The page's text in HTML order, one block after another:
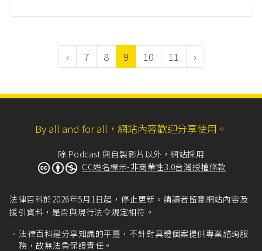
‹ 7 8 9 10 11 ›
By all and for all，網站內容歡迎分享使用。
除 Podcast 與自製影片以外，網站採用
CC姓名標示-非商業性3.0台灣授權條款
法律百科於2026年5月1日起，停止更新。請讀者留意網站內容及
援引資料，是否與現行法令規定相符。
法律百科是分享知識的平臺，不針對具體個案提供專業諮詢服
務，故無法負保證責任。